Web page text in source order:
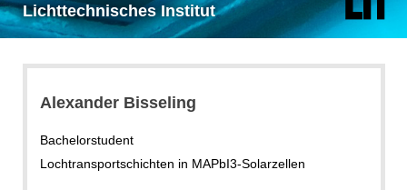
Lichttechnisches Institut
Alexander Bisseling
Bachelorstudent
Lochtransportschichten in MAPbI3-Solarzellen